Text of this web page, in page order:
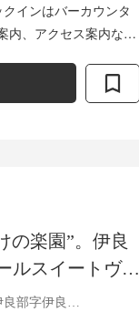
インはバーカウンタ
内、アクセス案内な
の楽園”。伊良
ルスイートヴィ
り上げるサービ
沖縄県宮古島市伊良部字伊良部817